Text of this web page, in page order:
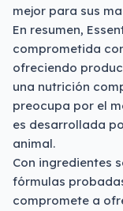
mejor para sus
En resumen,
comprometida
ofreciendo
una nutrición
preocupa por el
es desarrollada
animal.
Con ingredientes
fórmulas
compromete a